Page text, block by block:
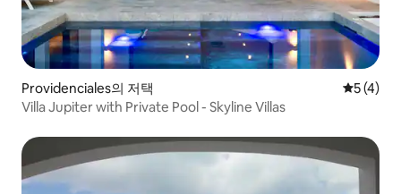
Providenciales의 저택 평점 5점
5 (4)
Villa Jupiter with Private Pool - Skyline Villas